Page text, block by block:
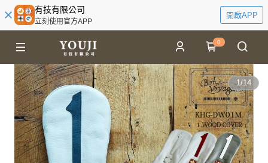
有技有限公司
立刻使用官方APP
開啟APP
0
1/14